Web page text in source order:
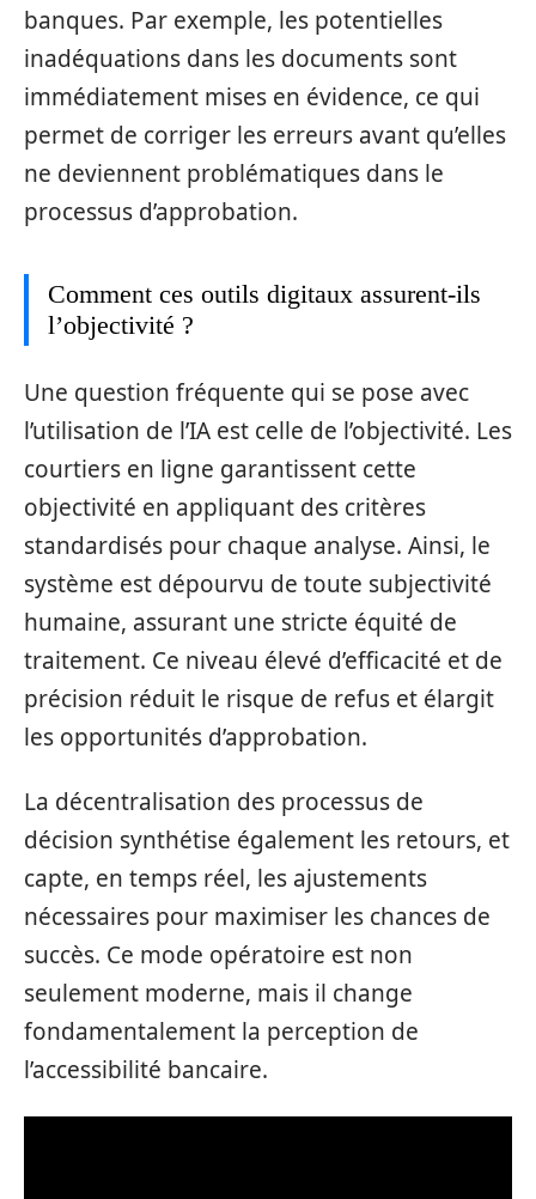
banques. Par exemple, les potentielles
inadéquations dans les documents sont
immédiatement mises en évidence, ce qui
permet de corriger les erreurs avant qu’elles
ne deviennent problématiques dans le
processus d’approbation.
Comment ces outils digitaux assurent-ils
l’objectivité ?
Une question fréquente qui se pose avec
l’utilisation de l’IA est celle de l’objectivité. Les
courtiers en ligne garantissent cette
objectivité en appliquant des critères
standardisés pour chaque analyse. Ainsi, le
système est dépourvu de toute subjectivité
humaine, assurant une stricte équité de
traitement. Ce niveau élevé d’efficacité et de
précision réduit le risque de refus et élargit
les opportunités d’approbation.
La décentralisation des processus de
décision synthétise également les retours, et
capte, en temps réel, les ajustements
nécessaires pour maximiser les chances de
succès. Ce mode opératoire est non
seulement moderne, mais il change
fondamentalement la perception de
l’accessibilité bancaire.